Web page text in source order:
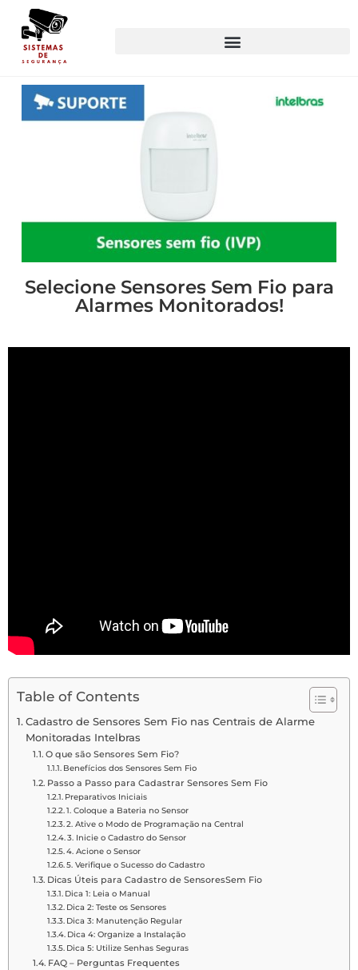
Selecione Sensores Sem Fio para
Alarmes Monitorados!
Table of Contents
Cadastro de Sensores Sem Fio nas Centrais de Alarme
Monitoradas Intelbras
O que são Sensores Sem Fio?
Benefícios dos Sensores Sem Fio
Passo a Passo para Cadastrar Sensores Sem Fio
Preparativos Iniciais
1. Coloque a Bateria no Sensor
2. Ative o Modo de Programação na Central
3. Inicie o Cadastro do Sensor
4. Acione o Sensor
5. Verifique o Sucesso do Cadastro
Dicas Úteis para Cadastro de SensoresSem Fio
Dica 1: Leia o Manual
Dica 2: Teste os Sensores
Dica 3: Manutenção Regular
Dica 4: Organize a Instalação
Dica 5: Utilize Senhas Seguras
FAQ – Perguntas Frequentes